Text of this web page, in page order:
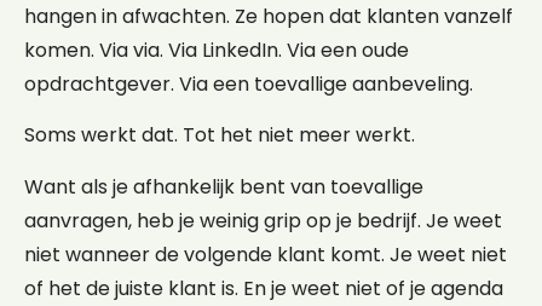
hangen in afwachten. Ze hopen dat klanten vanzelf
komen. Via via. Via LinkedIn. Via een oude
opdrachtgever. Via een toevallige aanbeveling.
Soms werkt dat. Tot het niet meer werkt.
Want als je afhankelijk bent van toevallige
aanvragen, heb je weinig grip op je bedrijf. Je weet
niet wanneer de volgende klant komt. Je weet niet
of het de juiste klant is. En je weet niet of je agenda